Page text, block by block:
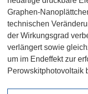
Graphen-
technischen
der Wirkungsgrad
verlängert sowie
um im Endeffekt zur
Perowskitphotovoltaik